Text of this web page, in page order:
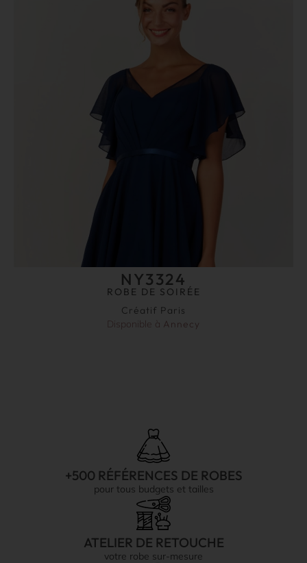
NY3324
ROBE DE SOIRÉE
Créatif Paris
Disponible à Annecy
+500 RÉFÉRENCES DE ROBES
pour tous budgets et tailles
ATELIER DE RETOUCHE
votre robe sur-mesure